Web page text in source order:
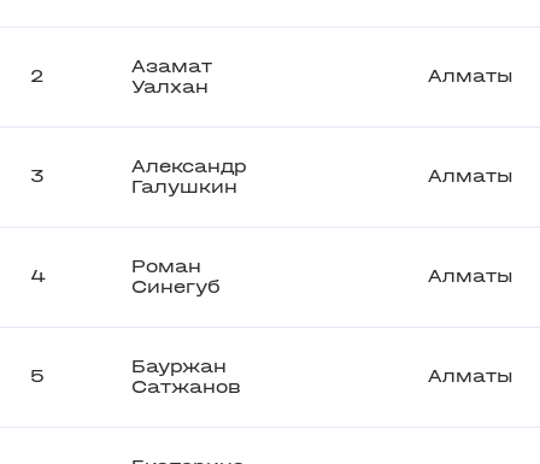
2
Азамат
Уалхан
Алматы
3
Александр
Галушкин
Алматы
4
Роман
Синегуб
Алматы
5
Бауржан
Сатжанов
Алматы